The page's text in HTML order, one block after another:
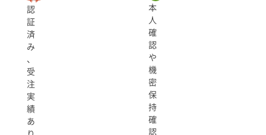
認
証
済
み
、
受
注
実
績
あ
本
人
確
認
や
機
密
保
持
確
認